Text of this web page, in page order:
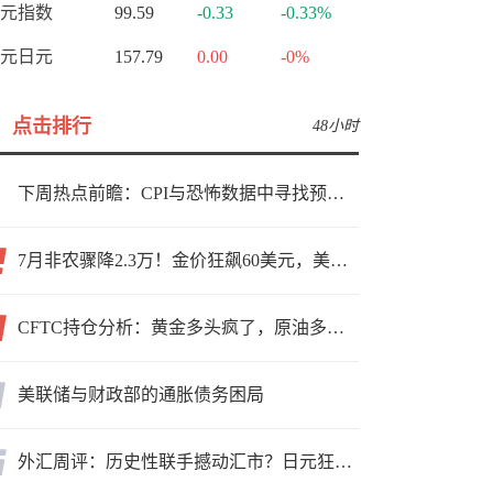
指数 99.59 -0.33 -0.33%
日元 157.79 0.00 -0%
点击排行 48小时
下周热点前瞻：CPI与恐怖数据中寻找预期差
7月非农骤降2.3万！金价狂飙60美元，美联储9月加息预期瞬间崩塌
CFTC持仓分析：黄金多头疯了，原油多头跑了，日元空头投降了！
美联储与财政部的通胀债务困局
外汇周评：历史性联手撼动汇市？日元狂飙后回调，非农意外爆冷，美元刷新七周低点